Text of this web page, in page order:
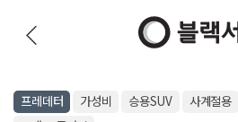
프레데터 가성비 승용SUV
사계절용